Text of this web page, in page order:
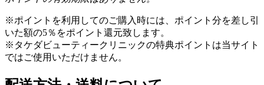
※ポイントを利用してのご購入時には、ポイント分を差し引
いた額の5％をポイント還元致します。
※タケダビューティークリニックの特典ポイントは当サイト
ではご使用いただけません。